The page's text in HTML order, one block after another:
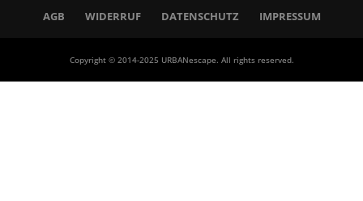
AGB WIDERRUF DATENSCHUTZ IMPRESSUM
Copyright © 2014-2025 URBANescape. All rights reserved.